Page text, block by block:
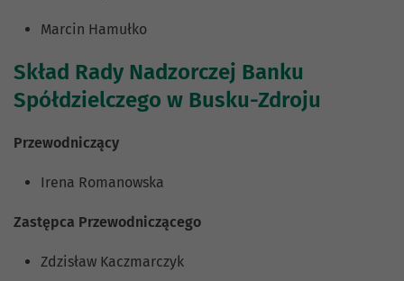
Marcin Hamułko
Skład Rady Nadzorczej Banku
Spółdzielczego w Busku-Zdroju
Przewodniczący
Irena Romanowska
Zastępca Przewodniczącego
Zdzisław Kaczmarczyk